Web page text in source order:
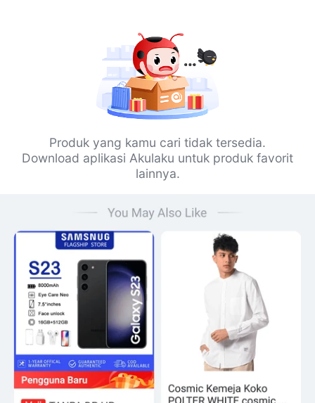
Produk yang kamu cari tidak tersedia.
Download aplikasi Akulaku untuk produk favorit
lainnya.